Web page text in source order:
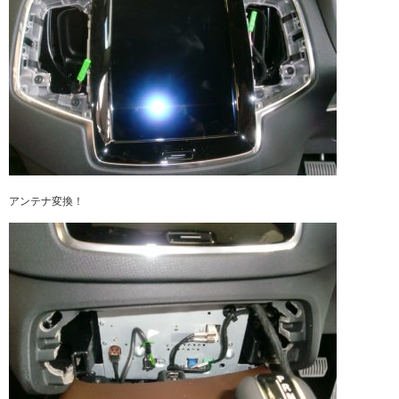
アンテナ変換！